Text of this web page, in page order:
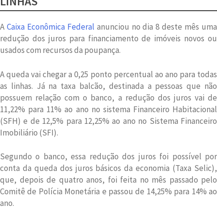
A Caixa Econômica Federal anunciou no dia 8 deste mês uma
redução dos juros para financiamento de imóveis novos ou
usados com recursos da poupança.
A queda vai chegar a 0,25 ponto percentual ao ano para todas
as linhas. Já na taxa balcão, destinada a pessoas que não
possuem relação com o banco, a redução dos juros vai de
11,22% para 11% ao ano no sistema Financeiro Habitacional
(SFH) e de 12,5% para 12,25% ao ano no Sistema Financeiro
Imobiliário (SFI).
Segundo o banco, essa redução dos juros foi possível por
conta da queda dos juros básicos da economia (Taxa Selic),
que, depois de quatro anos, foi feita no mês passado pelo
Comitê de Polícia Monetária e passou de 14,25% para 14% ao
ano.